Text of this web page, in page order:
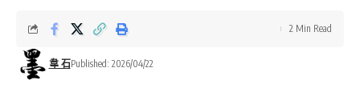
韋 石Published: 2026/04/22
2 Min Read